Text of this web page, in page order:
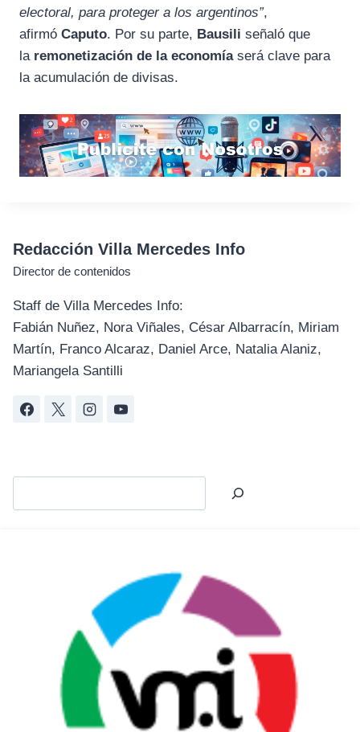
electoral, para proteger a los argentinos”,
afirmó Caputo. Por su parte, Bausili señaló que
la remonetización de la economíaserá clave para
la acumulación de divisas.
Redacción Villa Mercedes Info
Director de contenidos
Staff de Villa Mercedes Info:
Fabián Nuñez, Nora Viñales, César Albarracín, Miriam
Martín, Franco Alcaraz, Daniel Arce, Natalia Alaniz,
Mariangela Santilli